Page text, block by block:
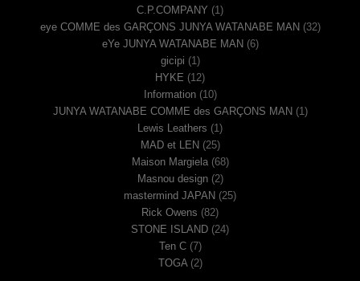
C.P.COMPANY (1)
eye COMME des GARÇONS JUNYA WATANABE MAN (32)
eYe JUNYA WATANABE MAN (6)
gicipi (1)
HYKE (12)
Information(10)
JUNYA WATANABE COMME des GARÇONS MAN (1)
Lewis Leathers (1)
MAD et LEN (25)
Maison Margiela(68)
Masnou design(2)
mastermind JAPAN (25)
Rick Owens (82)
STONE ISLAND (24)
Ten C(7)
TOGA(2)